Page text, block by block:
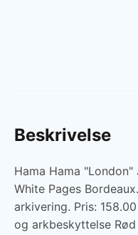
Beskrivelse
Hama Hama
White Pages
arkivering. Pris:
og arkbeskyttelse